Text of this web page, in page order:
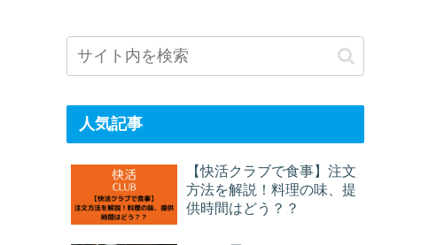
人気記事
【快活クラブで食事】注文
方法を解説！料理の味、提
供時間はどう？？